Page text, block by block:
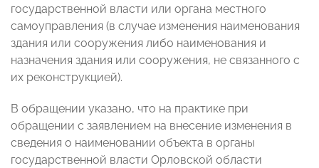
государственной власти или органа местного
самоуправления (в случае изменения наименования
здания или сооружения либо наименования и
назначения здания или сооружения, не связанного с
их реконструкцией).
В обращении указано, что на практике при
обращении с заявлением на внесение изменения в
сведения о наименовании объекта в органы
государственной власти Орловской области